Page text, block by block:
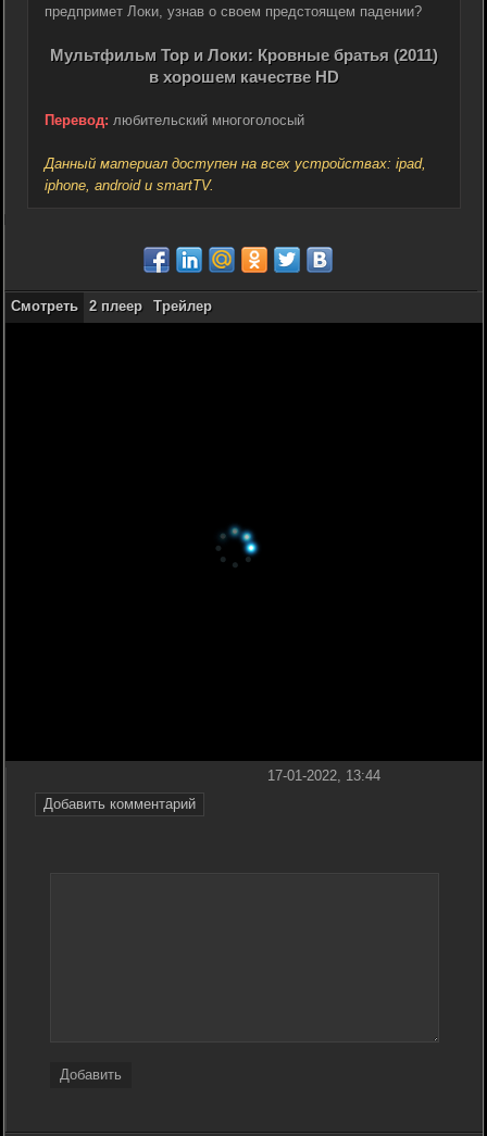
предпримет Локи, узнав о своем предстоящем падении?
Мультфильм Тор и Локи: Кровные братья (2011)
в хорошем качестве HD
Перевод: любительский многоголосый
Данный материал доступен на всех устройствах: ipad,
iphone, android и smartTV.
Смотреть 2 плеер Трейлер
Добавить комментарий
17-01-2022, 13:44
Добавить